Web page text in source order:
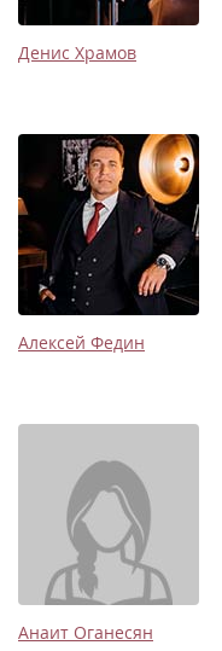
Денис Храмов
Алексей Федин
Анаит Оганесян